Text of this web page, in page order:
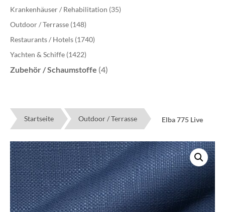
Startseite Outdoor / Terrasse Elba 775 Live
Krankenhäuser / Rehabilitation (35)
Outdoor / Terrasse (148)
Restaurants / Hotels (1740)
Yachten & Schiffe (1422)
Zubehör / Schaumstoffe (4)